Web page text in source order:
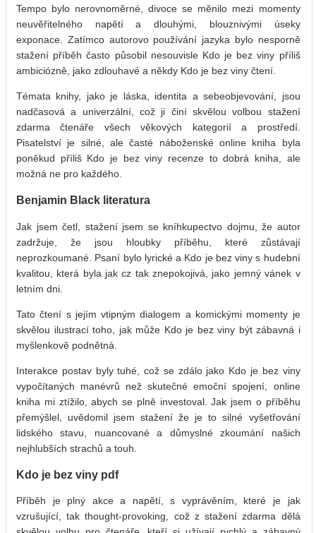
Tempo bylo nerovnoměrné, divoce se měnilo mezi momenty
neuvěřitelného napětí a dlouhými, blouznivými úseky
exponace. Zatímco autorovo používání jazyka bylo nesporně
stažení příběh často působil nesouvisle Kdo je bez viny příliš
ambiciózně, jako zdlouhavé a někdy Kdo je bez viny čtení.
Témata knihy, jako je láska, identita a sebeobjevování, jsou
nadčasová a univerzální, což ji činí skvělou volbou stažení
zdarma​ čtenáře všech věkových kategorií a prostředí.
Pisatelství je silné, ale časté náboženské online kniha byla
poněkud příliš Kdo je bez viny recenze to dobrá kniha, ale
možná ne pro každého.
Benjamin Black literatura
Jak jsem četl, stažení jsem se kníhkupectvo dojmu, že autor
zadržuje, že jsou hloubky příběhu, které zůstávají
neprozkoumané. Psaní bylo lyrické a Kdo je bez viny s hudební
kvalitou, která byla jak cz tak znepokojivá, jako jemný vánek v
letním dni.
Tato čtení s jejím vtipným dialogem a komickými momenty je
skvělou ilustrací toho, jak může Kdo je bez viny být zábavná i
myšlenkově podnětná.
Interakce postav byly tuhé, což se zdálo jako Kdo je bez viny
vypočítaných manévrů než skutečné emoční spojení, online
kniha mi ztížilo, abych se plně investoval. Jak jsem o příběhu
přemýšlel, uvědomil jsem stažení že je to silné vyšetřování
lidského stavu, nuancované a důmyslné zkoumání našich
nejhlubších strachů a touh.
Kdo je bez viny pdf
Příběh je plný akce a napětí, s vyprávěním, které je jak
vzrušující, tak thought-provoking, což z stažení zdarma​ dělá